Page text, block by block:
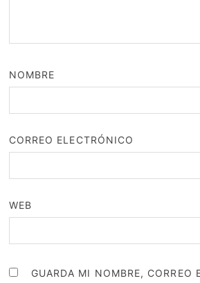
NOMBRE
CORREO ELECTRÓNICO
WEB
GUARDA MI NOMBRE, CORREO